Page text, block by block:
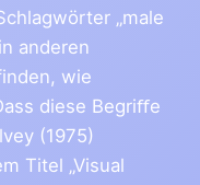
„male
anderen
wie
diese Begriﬀe
(1975)
Titel „Visual